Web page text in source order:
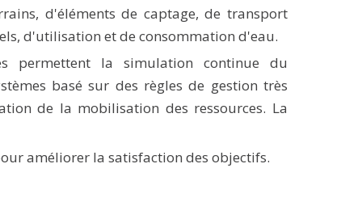
d'éléments de captage, de transport
d'utilisation et de consommation d'eau.
permettent la simulation continue du
basé sur des règles de gestion très
de la mobilisation des ressources. La
améliorer la satisfaction des objectifs.